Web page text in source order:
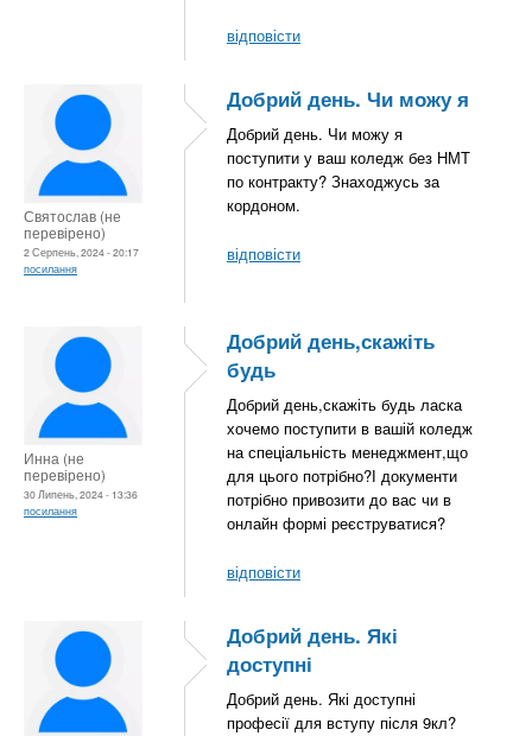
відповісти
Святослав (не
перевірено)
2 Серпень, 2024 - 20:17
посилання
Добрий день. Чи можу я
Добрий день. Чи можу я
поступити у ваш коледж без НМТ
по контракту? Знаходжусь за
кордоном.
відповісти
Инна (не
перевірено)
30 Липень, 2024 - 13:36
посилання
Добрий день,скажіть
будь
Добрий день,скажіть будь ласка
хочемо поступити в вашій коледж
на спеціальність менеджмент,що
для цього потрібно?І документи
потрібно привозити до вас чи в
онлайн формі реєструватися?
відповісти
Добрий день. Які
доступні
Добрий день. Які доступні
професії для вступу після 9кл?